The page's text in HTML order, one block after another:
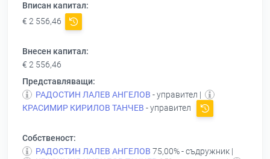
Вписан капитал:
€ 2 556,46
Внесен капитал:
€ 2 556,46
Представляващи:
РАДОСТИН ЛАЛЕВ АНГЕЛОВ - управител |
КРАСИМИР КИРИЛОВ ТАНЧЕВ - управител
Собственост:
РАДОСТИН ЛАЛЕВ АНГЕЛОВ 75,00% - съдружник |